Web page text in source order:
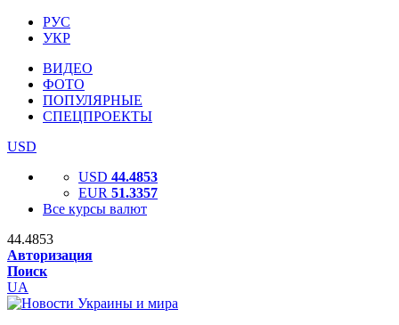
РУС
УКР
ВИДЕО
ФОТО
ПОПУЛЯРНЫЕ
СПЕЦПРОЕКТЫ
USD
USD 44.4853
EUR 51.3357
Все курсы валют
44.4853
Авторизация
Поиск
UA